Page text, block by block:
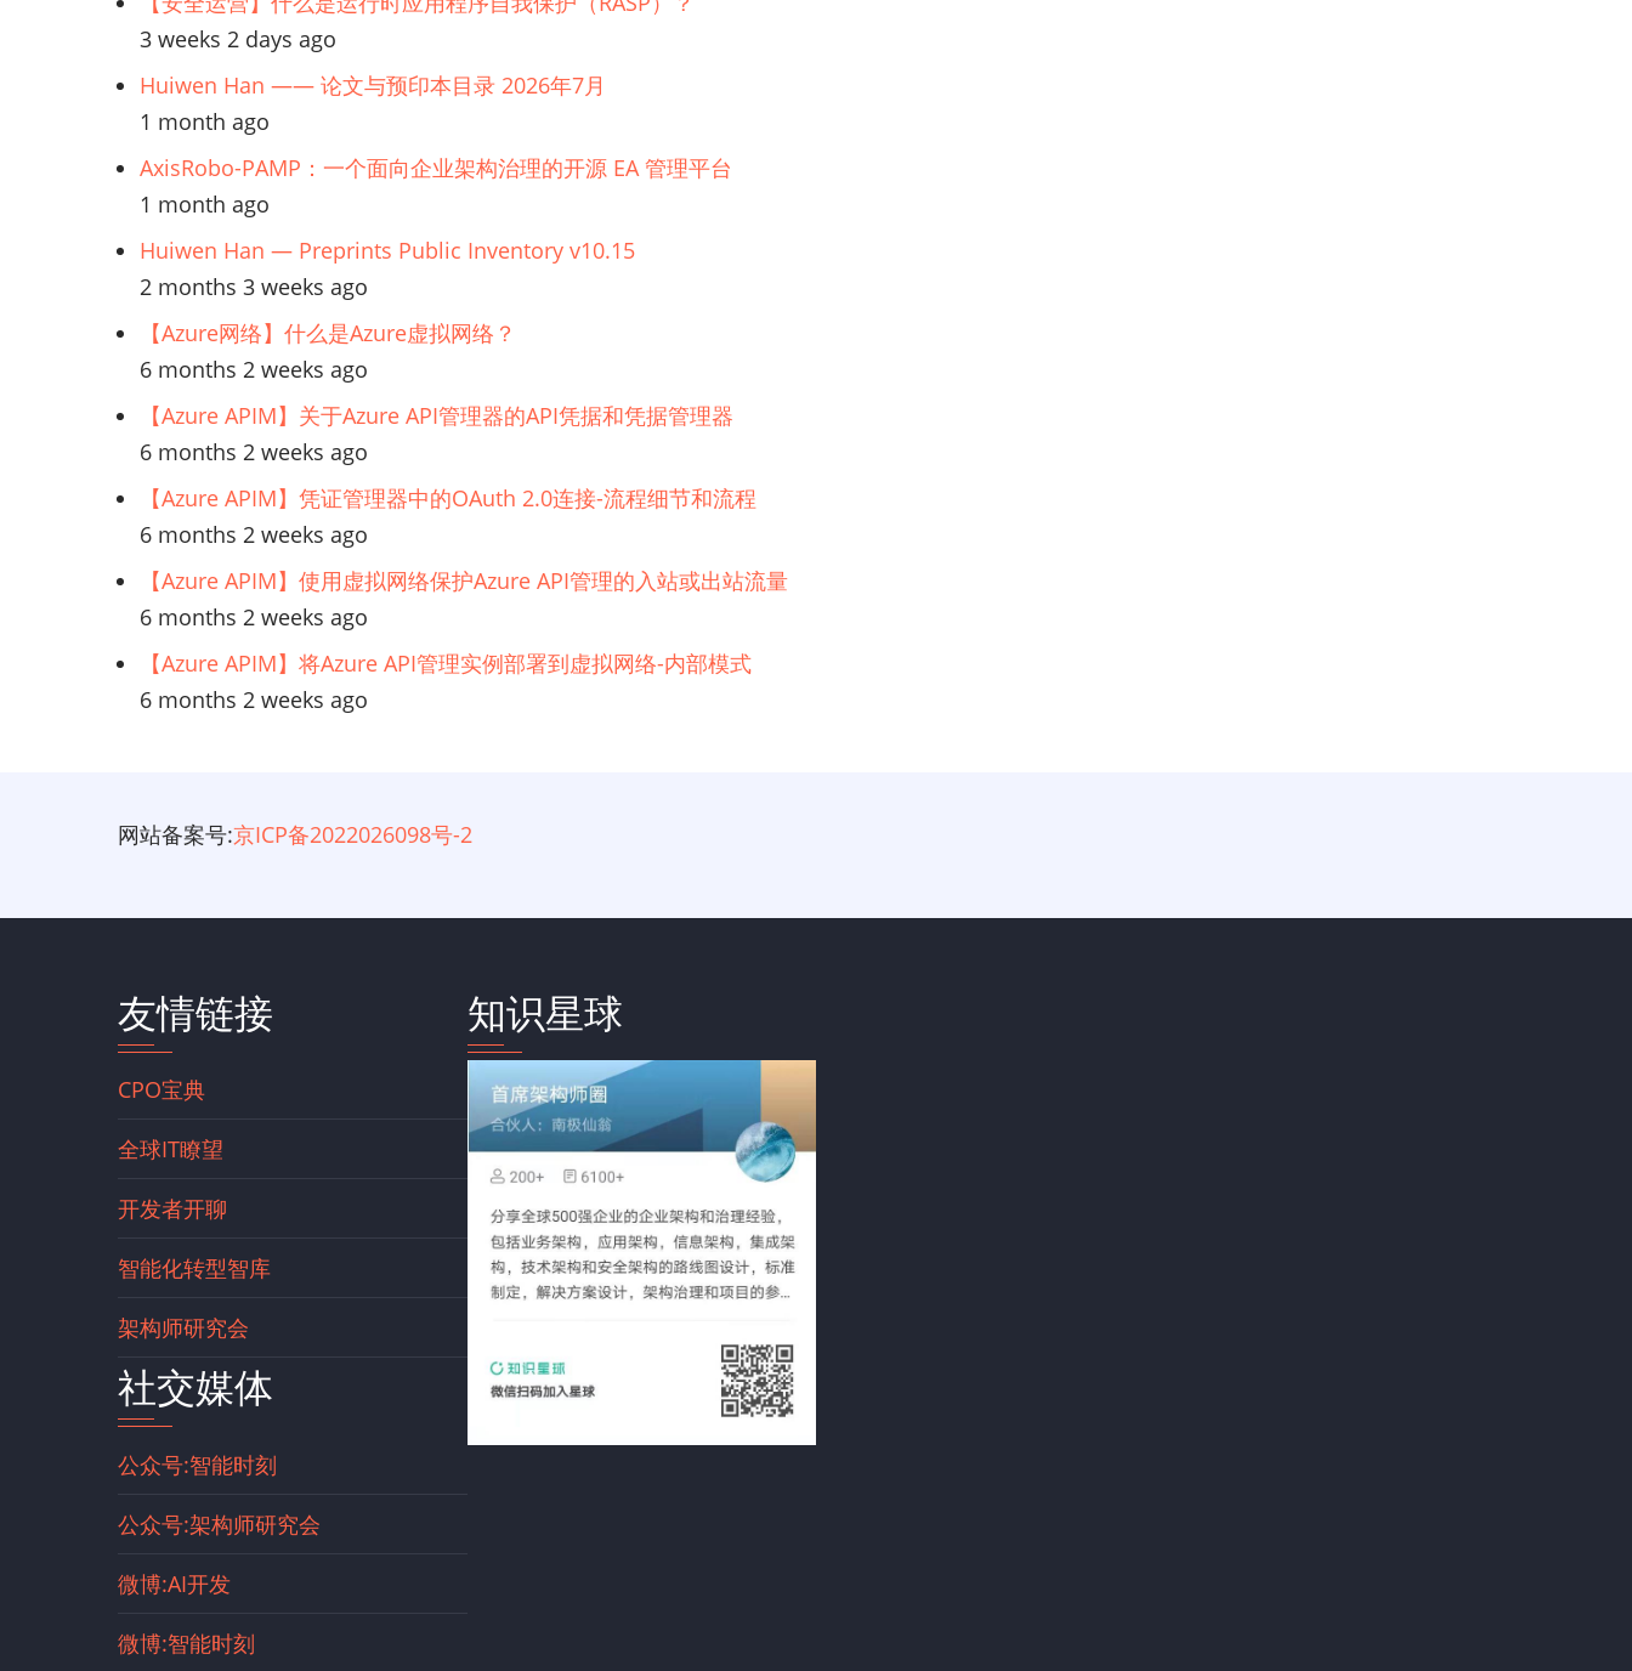
3 weeks 2 days ago
Huiwen Han —— 论文与预印本目录 2026年7月
1 month ago
AxisRobo-PAMP：一个面向企业架构治理的开源 EA 管理平台
1 month ago
Huiwen Han — Preprints Public Inventory v10.15
2 months 3 weeks ago
【Azure网络】什么是Azure虚拟网络？
6 months 2 weeks ago
【Azure APIM】关于Azure API管理器的API凭据和凭据管理器
6 months 2 weeks ago
【Azure APIM】凭证管理器中的OAuth 2.0连接-流程细节和流程
6 months 2 weeks ago
【Azure APIM】使用虚拟网络保护Azure API管理的入站或出站流量
6 months 2 weeks ago
【Azure APIM】将Azure API管理实例部署到虚拟网络-内部模式
6 months 2 weeks ago
网站备案号:京ICP备2022026098号-2
友情链接
CPO宝典
全球IT瞭望
开发者开聊
智能化转型智库
架构师研究会
社交媒体
公众号:智能时刻
公众号:架构师研究会
微博:AI开发
微博:智能时刻
知识星球